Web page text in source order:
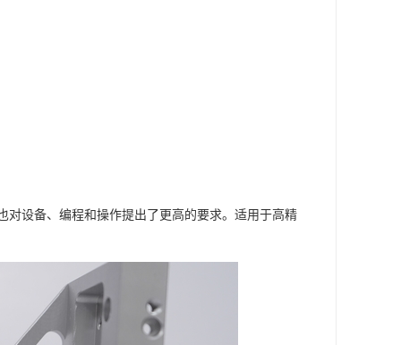
对设备、编程和操作提出了更高的要求。适用于高精